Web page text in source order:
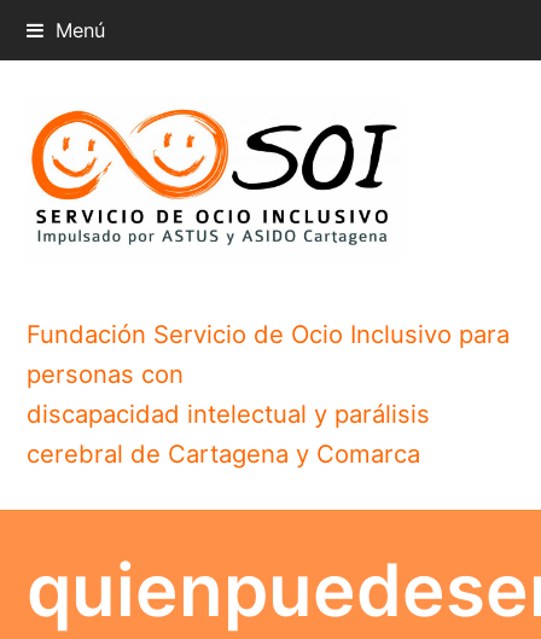
Menú
Fundación Servicio de Ocio Inclusivo para
personas con
discapacidad intelectual y parálisis
cerebral de Cartagena y Comarca